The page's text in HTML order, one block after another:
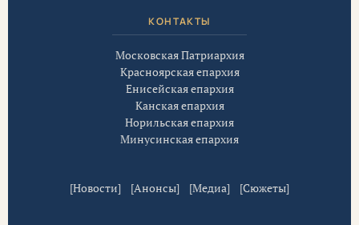
КОНТАКТЫ
Московская Патриархия
Красноярская епархия
Енисейская епархия
Канская епархия
Норильская епархия
Минусинская епархия
[Новости] [Анонсы] [Медиа] [Сюжеты]